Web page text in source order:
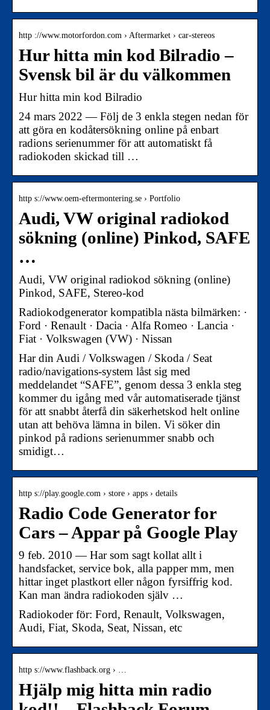
http ://www.motorfordon.com › Aftermarket › car-stereos
Hur hitta min kod Bilradio –
Svensk bil är du välkommen
Hur hitta min kod Bilradio
24 mars 2022 — Följ de 3 enkla stegen nedan för
att göra en kodåtersökning online på enbart
radions serienummer för att automatiskt få
radiokoden skickad till …
http s://www.oem-eftermontering.se › Portfolio
Audi, VW original radiokod
sökning (online) Pinkod, SAFE
…
Audi, VW original radiokod sökning (online)
Pinkod, SAFE, Stereo-kod
Radiokodgenerator kompatibla nästa bilmärken: ·
Ford · Renault · Dacia · Alfa Romeo · Lancia ·
Fiat · Volkswagen (VW) · Nissan
Har din Audi / Volkswagen / Skoda / Seat
radio/navigations-system låst sig med
meddelandet “SAFE”, genom dessa 3 enkla steg
kommer du igång med vår automatiserade tjänst
för att snabbt återfå din säkerhetskod helt online
utan att behöva lämna in bilen. Vi söker din
pinkod på radions serienummer snabb och
smidigt…
http s://play.google.com › store › apps › details
Radio Code Generator for
Cars – Appar på Google Play
9 feb. 2010 — Har som sagt kollat allt i
handsfacket, service bok, alla papper mm, men
hittar inget plastkort eller någon fyrsiffrig kod.
Kan man ändra radiokoden själv …
Radiokoder för: Ford, Renault, Volkswagen,
Audi, Fiat, Skoda, Seat, Nissan, etc
http s://www.flashback.org › …
Hjälp mig hitta min radio